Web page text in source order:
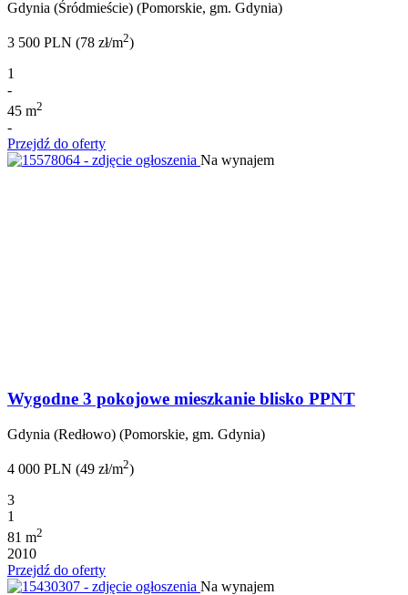
Gdynia (Śródmieście) (Pomorskie, gm. Gdynia)
3 500 PLN (78 zł/m2)
1
-
45 m2
-
Przejdź do oferty
Na wynajem
Wygodne 3 pokojowe mieszkanie blisko PPNT
Gdynia (Redłowo) (Pomorskie, gm. Gdynia)
4 000 PLN (49 zł/m2)
3
1
81 m2
2010
Przejdź do oferty
Na wynajem